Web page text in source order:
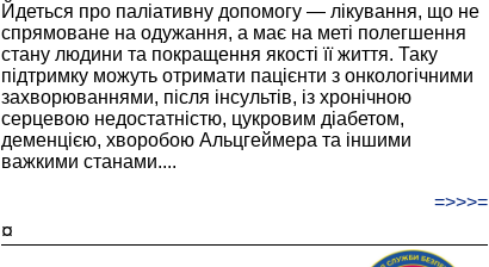
Йдеться про паліативну допомогу — лікування, що не
спрямоване на одужання, а має на меті полегшення
стану людини та покращення якості її життя. Таку
підтримку можуть отримати пацієнти з онкологічними
захворюваннями, після інсультів, із хронічною
серцевою недостатністю, цукровим діабетом,
деменцією, хворобою Альцгеймера та іншими
важкими станами....
=>>>=
¤